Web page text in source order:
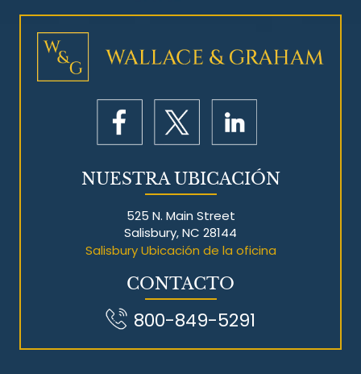
NUESTRA UBICACIÓN
525 N. Main Street
Salisbury, NC 28144
Salisbury Ubicación de la oficina
CONTACTO
800-849-5291